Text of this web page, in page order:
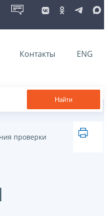
Контакты ENG
Найти
проверки